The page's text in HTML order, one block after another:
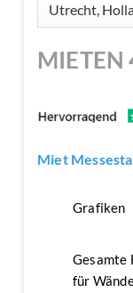
MIETEN
Miet
Grafiken
Gesamte
für